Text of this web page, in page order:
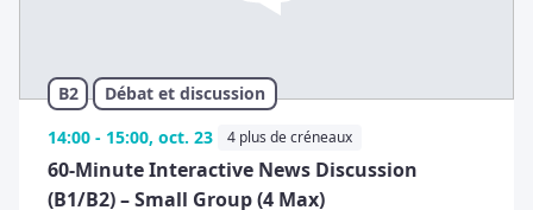
B2
Débat et discussion
14:00 - 15:00, oct. 23
4 plus de créneaux
60-Minute Interactive News Discussion
(B1/B2) – Small Group (4 Max)